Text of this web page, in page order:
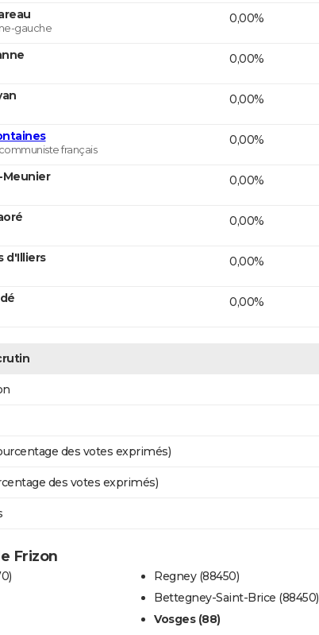
gauche
0,00%
0,00%
0,00%
français
0,00%
Meunier 0,00%
0,00%
d'Illiers 0,00%
0,00%
des votes exprimés)
des votes exprimés)
Frizon
Regney (88450)
Bettegney-Saint-Brice (88450)
Vosges (88)